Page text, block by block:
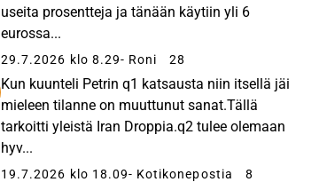
useita prosentteja ja tänään käytiin yli 6
eurossa...
29.7.2026 klo 8.29- Roni 28
Kun kuunteli Petrin q1 katsausta niin itsellä jäi
mieleen tilanne on muuttunut sanat.Tällä
tarkoitti yleistä Iran Droppia.q2 tulee olemaan
hyv...
19.7.2026 klo 18.09- Kotikonepostia 8